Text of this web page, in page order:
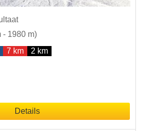
- 1980 m)
7 km 2 km
Details